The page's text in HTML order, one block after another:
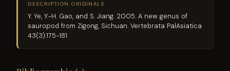
DESCRIPTION ORIGINALE
Y. Ye, Y.-H. Gao, and S. Jiang. 2005. A new genus of
sauropod from Zigong, Sichuan. Vertebrata PalAsiatica
43(3):175-181